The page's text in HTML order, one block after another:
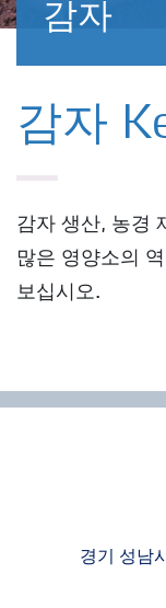
감자
감자
감자 생산, 농경
많은 영양소의
보십시오.
경기 성남